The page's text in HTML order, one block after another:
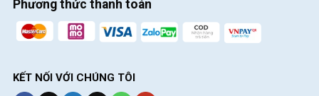
Phương thức thanh toán
KẾT NỐI VỚI CHÚNG TÔI